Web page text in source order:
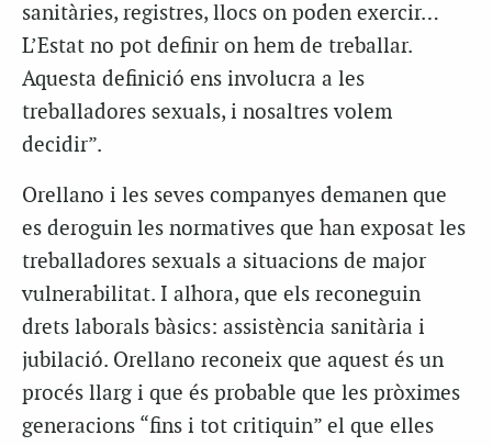
sanitàries, registres, llocs on poden exercir…
L’Estat no pot definir on hem de treballar.
Aquesta definició ens involucra a les
treballadores sexuals, i nosaltres volem
decidir”.
Orellano i les seves companyes demanen que
es deroguin les normatives que han exposat les
treballadores sexuals a situacions de major
vulnerabilitat. I alhora, que els reconeguin
drets laborals bàsics: assistència sanitària i
jubilació. Orellano reconeix que aquest és un
procés llarg i que és probable que les pròximes
generacions “fins i tot critiquin” el que elles